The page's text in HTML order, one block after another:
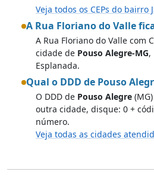
Veja todos os CEPs do bairro
A Rua Floriano do Valle
A Rua Floriano do Valle com
cidade de Pouso Alegre-MG,
Esplanada.
Qual o DDD de Pouso
O DDD de Pouso Alegre
outra cidade, disque: 0 +
número.
Veja todas as cidades